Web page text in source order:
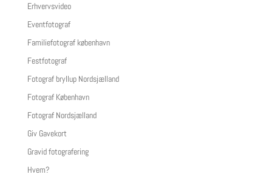
Erhvervsvideo
Eventfotograf
Familiefotograf københavn
Festfotograf
Fotograf bryllup Nordsjælland
Fotograf København
Fotograf Nordsjælland
Giv Gavekort
Gravid fotografering
Hvem?